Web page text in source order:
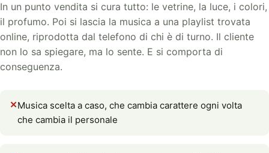
In un punto vendita si cura tutto: le vetrine, la luce, i colori,
il profumo. Poi si lascia la musica a una playlist trovata
online, riprodotta dal telefono di chi è di turno. Il cliente
non lo sa spiegare, ma lo sente. E si comporta di
conseguenza.
Musica scelta a caso, che cambia carattere ogni volta
che cambia il personale